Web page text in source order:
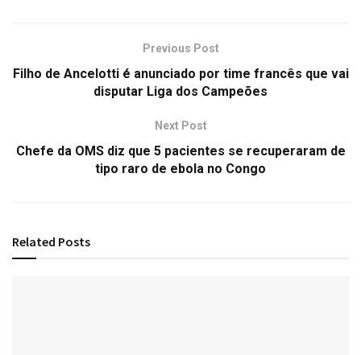
Previous Post
Filho de Ancelotti é anunciado por time francês que vai
disputar Liga dos Campeões
Next Post
Chefe da OMS diz que 5 pacientes se recuperaram de
tipo raro de ebola no Congo
Related Posts